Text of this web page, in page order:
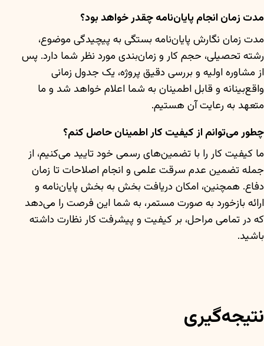
مدت زمان انجام پایان‌نامه چقدر خواهد بود؟
مدت زمان نگارش پایان‌نامه بستگی به پیچیدگی موضوع،
رشته تحصیلی، حجم کار و زمان‌بندی مورد نظر شما دارد. پس
از مشاوره اولیه و بررسی دقیق پروژه، یک جدول زمانی
واقع‌بینانه و قابل اطمینان به شما اعلام خواهد شد و ما
متعهد به رعایت آن هستیم.
چطور می‌توانم از کیفیت کار اطمینان حاصل کنم؟
ما کیفیت کار را با تضمین‌های رسمی خود تایید می‌کنیم، از
جمله تضمین عدم سرقت علمی و انجام اصلاحات تا زمان
دفاع. همچنین، امکان دریافت بخش به بخش پایان‌نامه و
ارائه بازخورد به صورت مستمر، به شما این فرصت را می‌دهد
که در تمامی مراحل، بر کیفیت و پیشرفت کار نظارت داشته
باشید.
نتیجه‌گیری